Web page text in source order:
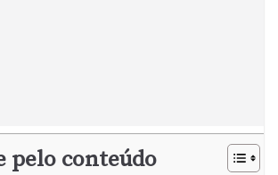
pelo conteúdo